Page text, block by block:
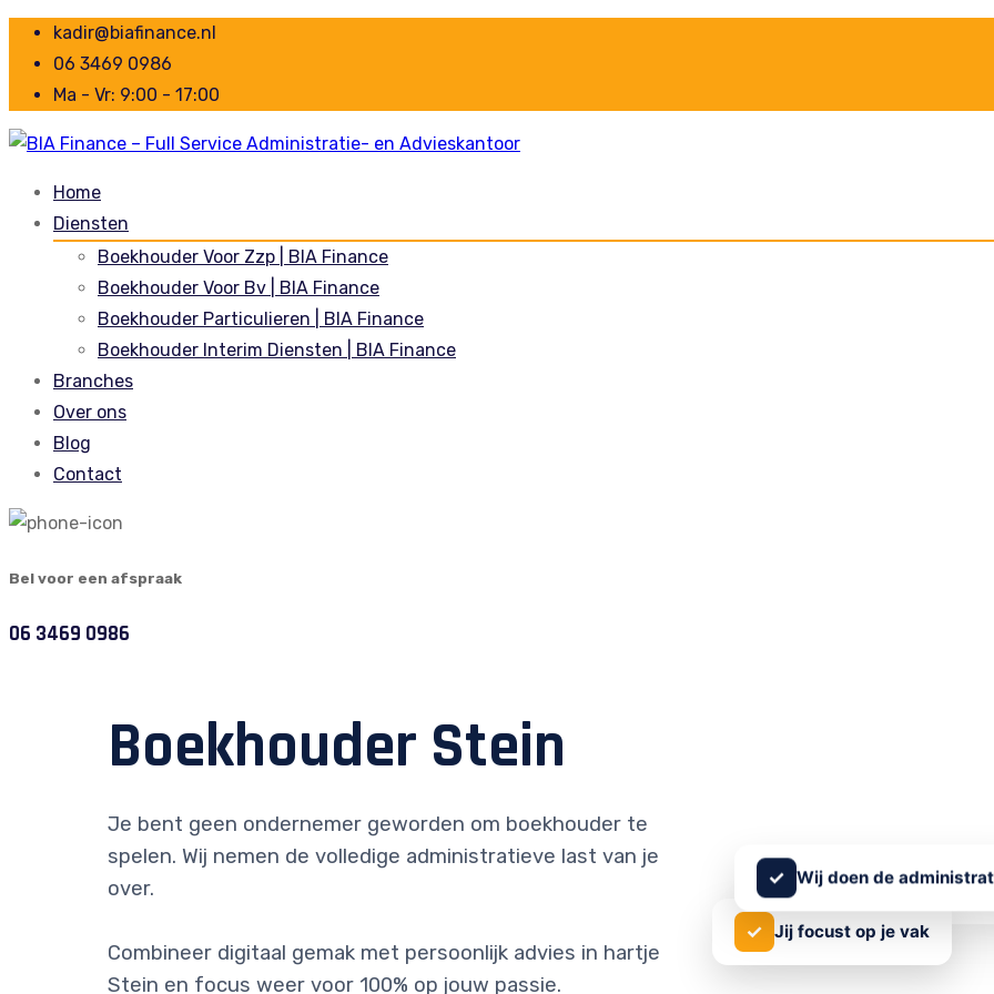
kadir@biafinance.nl
06 3469 0986
Ma - Vr: 9:00 - 17:00
Home
Diensten
Boekhouder Voor Zzp | BIA Finance
Boekhouder Voor Bv | BIA Finance
Boekhouder Particulieren | BIA Finance
Boekhouder Interim Diensten | BIA Finance
Branches
Over ons
Blog
Contact
Bel voor een afspraak
06 3469 0986
Boekhouder Stein
Je bent geen ondernemer geworden om boekhouder te
spelen. Wij nemen de volledige administratieve last van je
over.
Combineer digitaal gemak met persoonlijk advies in hartje
Stein en focus weer voor 100% op jouw passie.
✓ Jij focust op je vak
✓ Wij doen de